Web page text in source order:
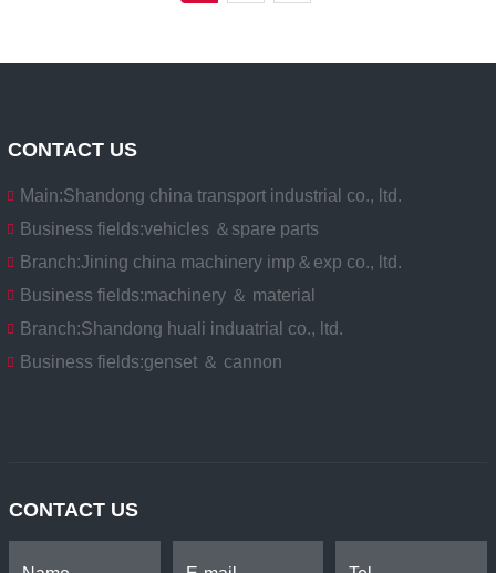
CONTACT US
Main:Shandong china transport industrial co., ltd.
Business fields:vehicles ＆spare parts
Branch:Jining china machinery imp＆exp co., ltd.
Business fields:machinery ＆ material
Branch:Shandong huali induatrial co., ltd.
Business fields:genset ＆ cannon
CONTACT US